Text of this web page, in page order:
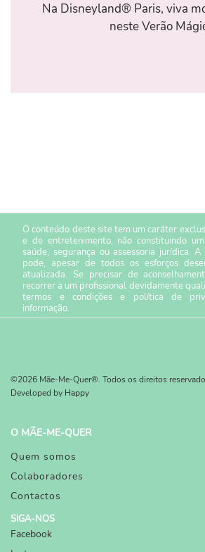
Na Disneyland® Paris, viva
neste Verão
O conteúdo deste site tem um caráter
e de entretenimento, não constituindo
saúde, segurança ou assessoria jurídica.
pode, apesar de todos os esforços
atualizada. Se precisar de
recorrer a um profissional devidamente
termos e condiçõese política de
informação.
©2026 Mãe-Me-Quer®. Todos os direitos
Developed by Happy
O MÃE-ME-QUER
Quem somos
Colaboradores
Contactos
SIGA-NOS
Facebook